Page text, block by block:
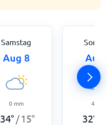
Samstag
Aug 8
0 mm
34° / 15°
Aug
4
32°